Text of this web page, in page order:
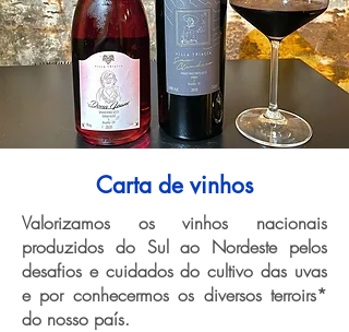
Carta de vinhos
Valorizamos os vinhos nacionais
produzidos do Sul ao Nordeste pelos
desafios e cuidados do cultivo das uvas
e por conhecermos os diversos terroirs*
do nosso país.